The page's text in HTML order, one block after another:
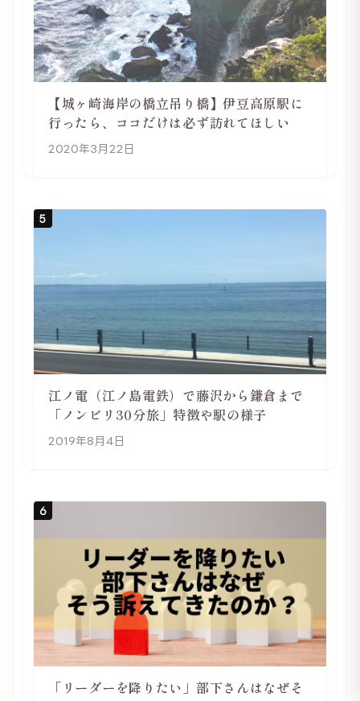
【城ヶ崎海岸の橋立吊り橋】伊豆高原駅に
行ったら、ココだけは必ず訪れてほしい
2020年3月22日
5
江ノ電（江ノ島電鉄）で藤沢から鎌倉まで
「ノンビリ30分旅」特徴や駅の様子
2019年8月4日
6
「リーダーを降りたい」部下さんはなぜそ